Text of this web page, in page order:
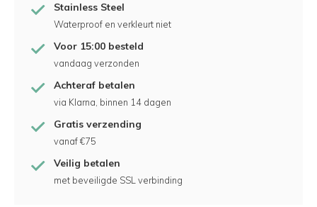
Stainless Steel
Waterproof en verkleurt niet
Voor 15:00 besteld
vandaag verzonden
Achteraf betalen
via Klarna, binnen 14 dagen
Gratis verzending
vanaf €75
Veilig betalen
met beveiligde SSL verbinding